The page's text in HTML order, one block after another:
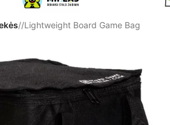
/ Lightweight Board Game Bag